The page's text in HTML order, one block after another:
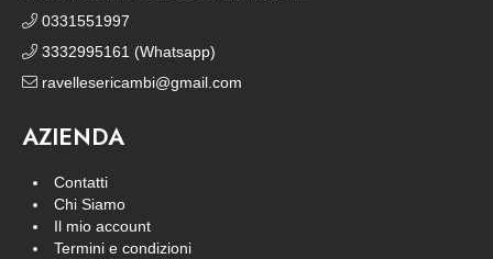
0331551997
3332995161 (Whatsapp)
ravellesericambi@gmail.com
AZIENDA
Contatti
Chi Siamo
Il mio account
Termini e condizioni